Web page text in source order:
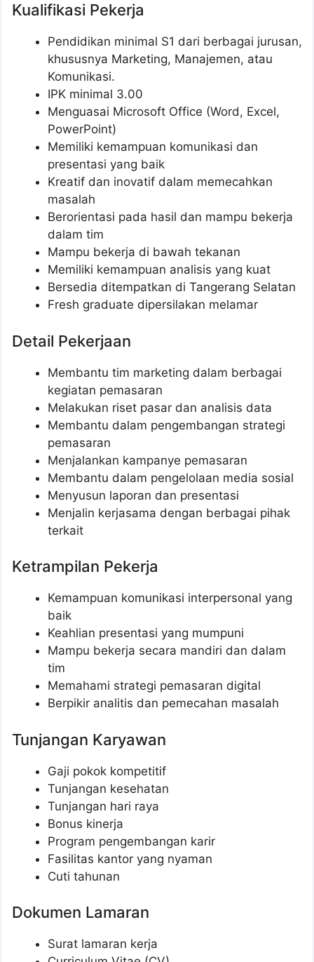
Kualifikasi Pekerja
Pendidikan minimal S1 dari berbagai jurusan,
khususnya Marketing, Manajemen, atau
Komunikasi.
IPK minimal 3.00
Menguasai Microsoft Office (Word, Excel,
PowerPoint)
Memiliki kemampuan komunikasi dan
presentasi yang baik
Kreatif dan inovatif dalam memecahkan
masalah
Berorientasi pada hasil dan mampu bekerja
dalam tim
Mampu bekerja di bawah tekanan
Memiliki kemampuan analisis yang kuat
Bersedia ditempatkan di Tangerang Selatan
Fresh graduate dipersilakan melamar
Detail Pekerjaan
Membantu tim marketing dalam berbagai
kegiatan pemasaran
Melakukan riset pasar dan analisis data
Membantu dalam pengembangan strategi
pemasaran
Menjalankan kampanye pemasaran
Membantu dalam pengelolaan media sosial
Menyusun laporan dan presentasi
Menjalin kerjasama dengan berbagai pihak
terkait
Ketrampilan Pekerja
Kemampuan komunikasi interpersonal yang
baik
Keahlian presentasi yang mumpuni
Mampu bekerja secara mandiri dan dalam
tim
Memahami strategi pemasaran digital
Berpikir analitis dan pemecahan masalah
Tunjangan Karyawan
Gaji pokok kompetitif
Tunjangan kesehatan
Tunjangan hari raya
Bonus kinerja
Program pengembangan karir
Fasilitas kantor yang nyaman
Cuti tahunan
Dokumen Lamaran
Surat lamaran kerja